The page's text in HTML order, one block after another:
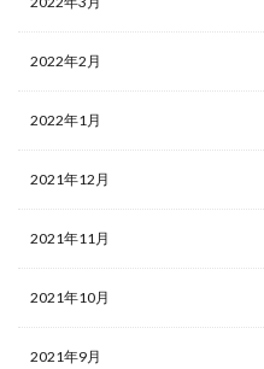
2022年2月
2022年1月
2021年12月
2021年11月
2021年10月
2021年9月